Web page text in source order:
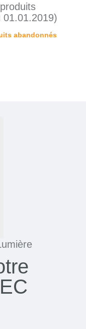
01.01.2019)
abandonnés